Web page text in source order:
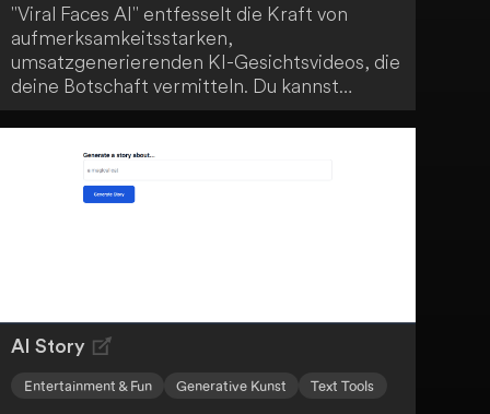
"Viral Faces AI" entfesselt die Kraft von
aufmerksamkeitsstarken,
umsatzgenerierenden KI-Gesichtsvideos, die
deine Botschaft vermitteln. Du kannst
massiven Traffic und Verkäufe von Instagram
Reels und YouTube Shorts generieren. Nutze
die beeindruckenden Möglichkeiten dieser
Technologie, um deine Online-Präsenz zu
steigern.
AI Story
Entertainment & Fun Generative Kunst Text Tools